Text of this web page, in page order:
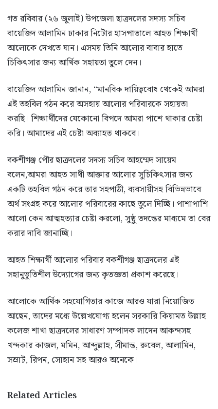
গত রবিবার (২৬ জুলাই) উপজেলা ছাত্রদলের সদস্য সচিব
বায়েজিদ আলামিন ঢাকার নিটোর হাসপাতালে আহত শিক্ষার্থী
আলোকে দেখতে যান। এসময় তিনি আলোর বাবার হাতে
চিকিৎসার জন্য আর্থিক সহায়তা তুলে দেন।
বায়েজিদ আলামিন জানান, “মানবিক দায়িত্ববোধ থেকেই আমরা
এই তহবিল গঠন করে অসহায় আলোর পরিবারকে সহায়তা
করছি। শিক্ষার্থীদের যেকোনো বিপদে আমরা পাশে থাকার চেষ্টা
করি। আমাদের এই চেষ্টা অব্যাহত থাকবে।
বকশীগঞ্জ পৌর ছাত্রদলের সদস্য সচিব আহম্মেদ সায়েম
বলেন,আমরা আহত সাথী আক্তার আলোর সুচিকিৎসার জন্য
একটি তহবিল গঠন করে তার সহপাঠী, ব্যবসায়ীসহ বিভিন্নভাবে
অর্থ সংগ্রহ করে আলোর পরিবারের কাছে তুলে দিচ্ছি। পাশাপাশি
আলো কেন আত্মহত্যার চেষ্টা করলো, সুষ্ঠু তদন্তের মাধ্যমে তা বের
করার দাবি জানাচ্ছি।
আহত শিক্ষার্থী আলোর পরিবার বকশীগঞ্জ ছাত্রদলের এই
সহানুভূতিশীল উদ্যোগের জন্য কৃতজ্ঞতা প্রকাশ করেছে।
আলোকে আর্থিক সহযোগিতার কাজে আরও যারা নিয়োজিত
আছেন, তাদের মধ্যে উল্লেখযোগ্য হলেন সরকারি কিয়ামত উল্লাহ
কলেজ শাখা ছাত্রদলের সাধারণ সম্পাদক লাদেন আকন্দসহ
খন্দকার কাজল, মমিন, আব্দুল্লাহ, সীমান্ত, রুবেল, আলামিন,
সম্রাট, রিপন, সোহান সহ আরও অনেকে।
Related Articles